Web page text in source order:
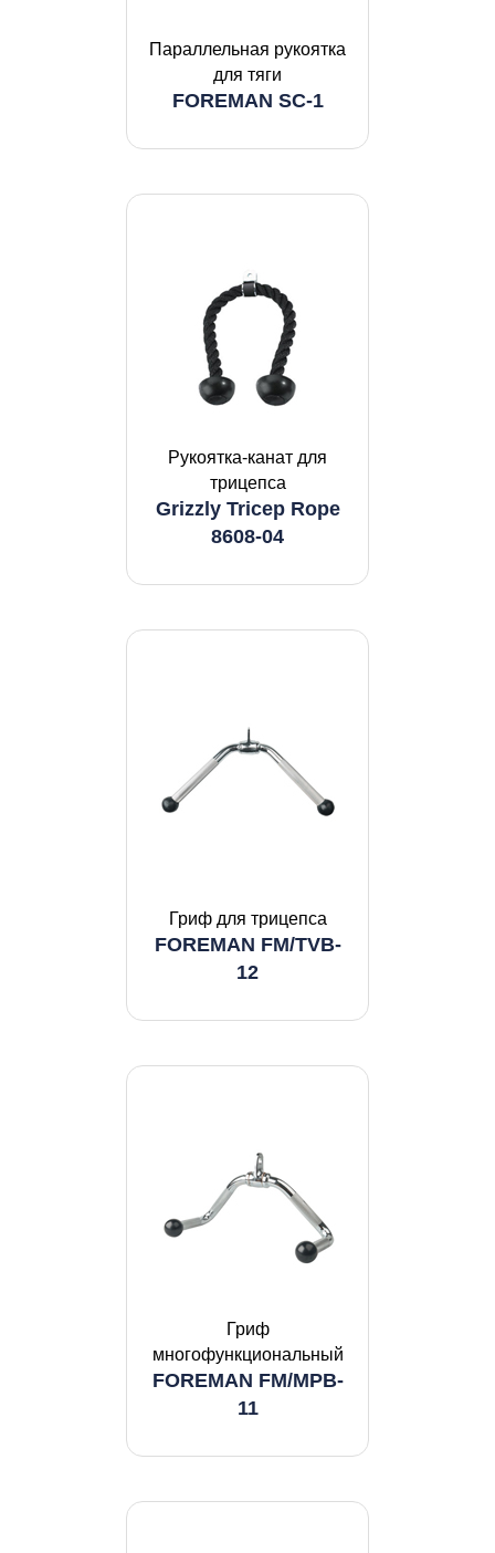
Параллельная рукоятка
для тяги
FOREMAN SC-1
Рукоятка-канат для
трицепса
Grizzly Tricep Rope
8608-04
Гриф для трицепса
FOREMAN FM/TVB-
12
Гриф
многофункциональный
FOREMAN FM/MPB-
11